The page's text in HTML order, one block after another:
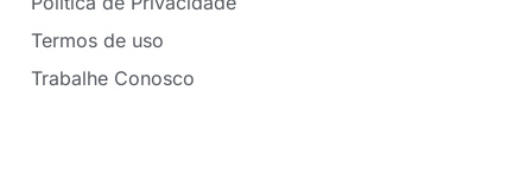
Termos de uso
Trabalhe Conosco